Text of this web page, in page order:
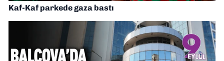
Kaf-Kaf parkede gaza bastı